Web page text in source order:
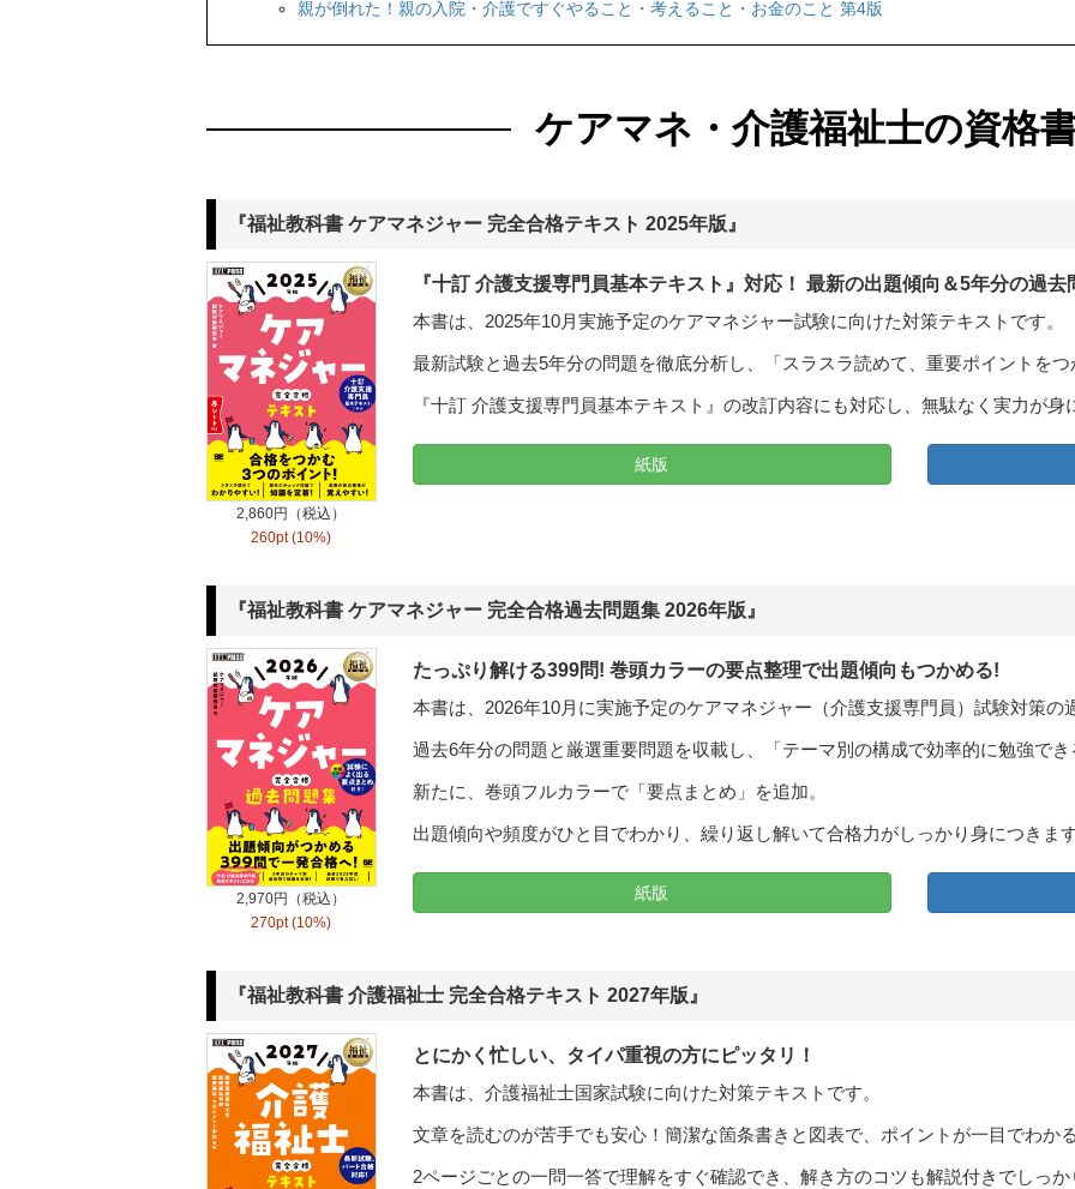
親が倒れた！親の入院・介護ですぐやること・考えること・お金のこと 第4版
ケアマネ・介護福祉士の資格
『福祉教科書 ケアマネジャー 完全合格テキスト 2025年版』
2,860円（税込）
260pt (10%)
『十訂 介護支援専門員基本テキスト』対応！ 最新の出題傾向＆5年分の過去
本書は、2025年10月実施予定のケアマネジャー試験に向けた対策テキストです。
最新試験と過去5年分の問題を徹底分析し、「スラスラ読めて、重要ポイントをつ
『十訂 介護支援専門員基本テキスト』の改訂内容にも対応し、無駄なく実力が身
紙版
『福祉教科書 ケアマネジャー 完全合格過去問題集 2026年版』
2,970円（税込）
270pt (10%)
たっぷり解ける399問! 巻頭カラーの要点整理で出題傾向もつかめる!
本書は、2026年10月に実施予定のケアマネジャー（介護支援専門員）試験対策の
過去6年分の問題と厳選重要問題を収載し、「テーマ別の構成で効率的に勉強でき
新たに、巻頭フルカラーで「要点まとめ」を追加。
出題傾向や頻度がひと目でわかり、繰り返し解いて合格力がしっかり身につきます
紙版
『福祉教科書 介護福祉士 完全合格テキスト 2027年版』
とにかく忙しい、タイパ重視の方にピッタリ！
本書は、介護福祉士国家試験に向けた対策テキストです。
文章を読むのが苦手でも安心！簡潔な箇条書きと図表で、ポイントが一目でわかる
2ページごとの一問一答で理解をすぐ確認でき、解き方のコツも解説付きでしっか